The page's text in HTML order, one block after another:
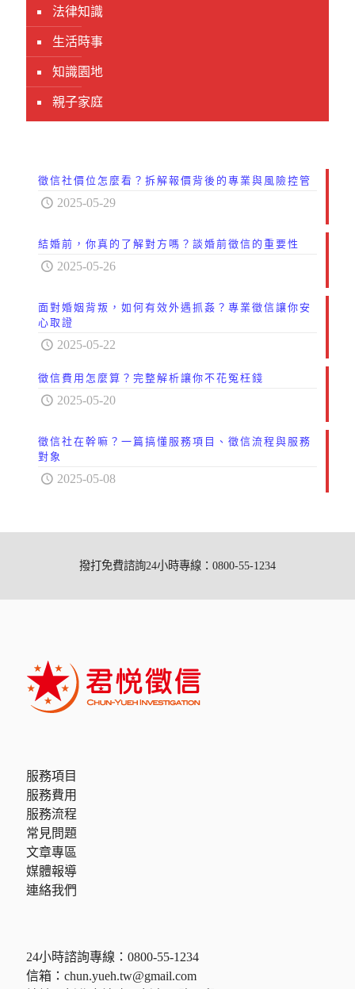
法律知識
生活時事
知識園地
親子家庭
徵信社價位怎麼看？拆解報價背後的專業與風險控管
2025-05-29
結婚前，你真的了解對方嗎？談婚前徵信的重要性
2025-05-26
面對婚姻背叛，如何有效外遇抓姦？專業徵信讓你安
心取證
2025-05-22
徵信費用怎麼算？完整解析讓你不花冤枉錢
2025-05-20
徵信社在幹嘛？一篇搞懂服務項目、徵信流程與服務
對象
2025-05-08
撥打免費諮詢24小時專線：0800-55-1234
服務項目
服務費用
服務流程
常見問題
文章專區
媒體報導
連絡我們
24小時諮詢專線： 0800-55-1234
信箱： chun.yueh.tw@gmail.com